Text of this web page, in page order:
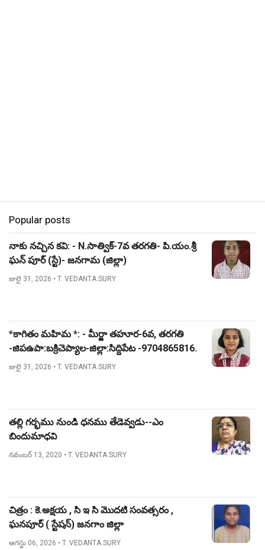
Popular posts
నాకు నచ్చిన కవి: - N.సాత్విక్-7వ తరగతి- పి.యం.శ్రీ
ఘన్ పూర్ (స్టే)- జనగామ (జిల్లా)
జులై 31, 2026 • T. VEDANTA SURY
*కాగితం మహిమ *: - మీర్జా తహూర-6వ, తరగతి
-జిపఉపా:బక్రిచెప్యాల-జిల్లా:సిద్దిపేట -9704865816.
జులై 31, 2026 • T. VEDANTA SURY
తల్లి గర్భము నుండి ధనము తేడెవ్వడు--ఎం
బిందుమాధవి
నవంబర్ 13, 2020 • T. VEDANTA SURY
చిత్రం : కె.అక్షయ , సి ఇ సి మొదటి సంవత్సరం ,
ఘనపూర్ ( స్టేషన్) జనగాం జిల్లా
ఆగస్టు 06, 2026 • T. VEDANTA SURY